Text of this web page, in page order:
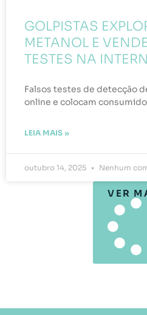
GOLPISTAS
METANOL E
TESTES NA
Falsos testes de detecção
online e colocam
LEIA MAIS »
outubro 14, 2025 Nenhum
VER